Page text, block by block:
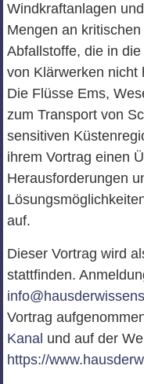
Windkraftanlagen
Mengen an
Abfallstoffe, die in
von Klärwerken nicht
Die Flüsse Ems,
zum Transport von
sensitiven
ihrem Vortrag einen
Herausforderungen
auf.
Dieser Vortrag wird
stattfinden.
Vortrag
Kanal und auf der
https://